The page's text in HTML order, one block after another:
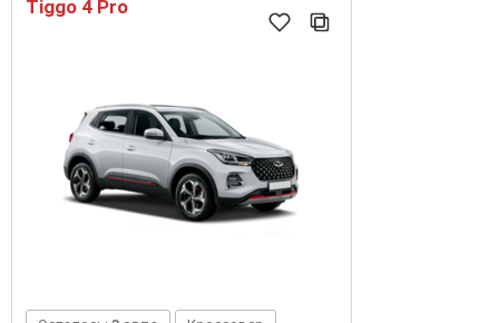
Tiggo 4 Pro